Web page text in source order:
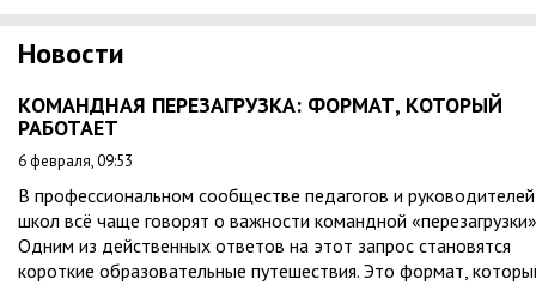
Новости
КОМАНДНАЯ ПЕРЕЗАГРУЗКА: ФОРМАТ, КОТОРЫЙ
РАБОТАЕТ
6 февраля, 09:53
В профессиональном сообществе педагогов и руководителей
школ всё чаще говорят о важности командной
Одним из действенных ответов на этот запрос становятся
короткие образовательные путешествия. Это формат,